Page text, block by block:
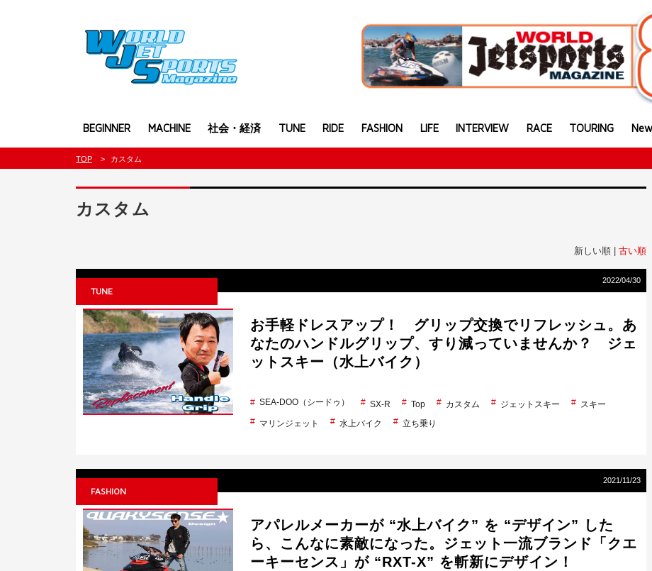
BEGINNER MACHINE 社会・経済 TUNE RIDE FASHION LIFE INTERVIEW RACE TOURING
TOP カスタム
カスタム
新しい順 | 古い順
2022/04/30
TUNE
お手軽ドレスアップ！ グリップ交換でリフレッシュ。あ
なたのハンドルグリップ、すり減っていませんか？ ジェ
ットスキー（水上バイク）
SEA-DOO（シードゥ） SX-R Top カスタム ジェットスキー
スキー
マリンジェット
水上バイク 立ち乗り
2021/11/23
FASHION
アパレルメーカーが “水上バイク” を “デザイン” した
ら、こんなに素敵になった。ジェット一流ブランド「クエ
ーキーセンス」が “RXT-X” を斬新にデザイン！